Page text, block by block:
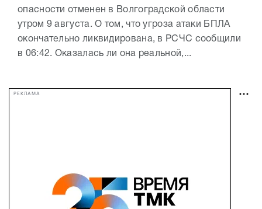
опасности отменен в Волгоградской области
утром 9 августа. О том, что угроза атаки БПЛА
окончательно ликвидирована, в РСЧС сообщили
в 06:42. Оказалась ли она реальной,...
РЕКЛАМА